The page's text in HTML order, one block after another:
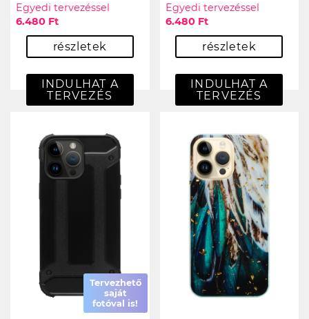
Egyedi tervezéssel
6.480 Ft
részletek
INDULHAT A
TERVEZÉS
Egyedi tervezéssel
6.480 Ft
részletek
INDULHAT A
TERVEZÉS
Tervezhető
saját
fotóval is!